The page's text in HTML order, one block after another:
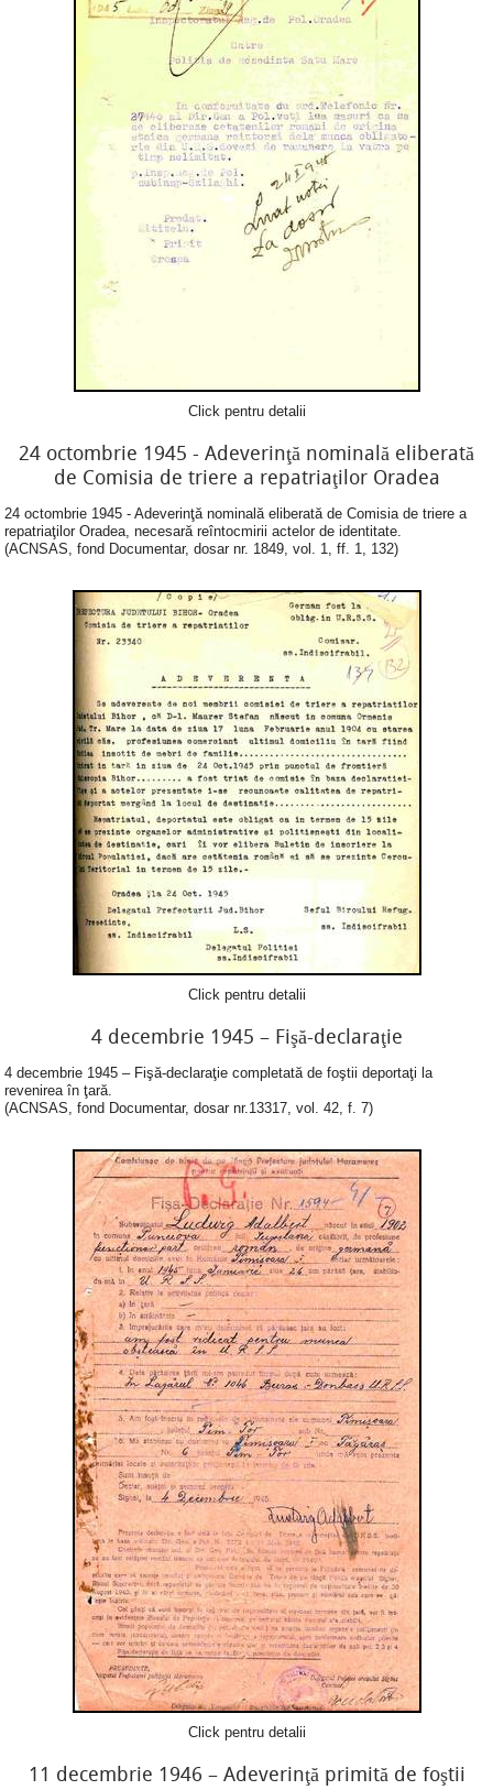
Click pentru detalii
24 octombrie 1945 - Adeverinţă nominală eliberată
de Comisia de triere a repatriaţilor Oradea
24 octombrie 1945 - Adeverinţă nominală eliberată de Comisia de triere a
repatriaţilor Oradea, necesară reîntocmirii actelor de identitate.
(ACNSAS, fond Documentar, dosar nr. 1849, vol. 1, ff. 1, 132)
Click pentru detalii
4 decembrie 1945 – Fişă-declaraţie
4 decembrie 1945 – Fişă-declaraţie completată de foştii deportaţi la
revenirea în ţară.
(ACNSAS, fond Documentar, dosar nr.13317, vol. 42, f. 7)
Click pentru detalii
11 decembrie 1946 – Adeverinţă primită de foştii